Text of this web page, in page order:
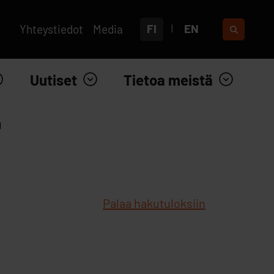
Yhteystiedot Media FI EN
Uutiset Tietoa meistä
Palaa hakutuloksiin